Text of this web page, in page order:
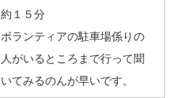
約１５分
ボランティアの駐車場係りの
人がいるところまで行って聞
いてみるのんが早いです。